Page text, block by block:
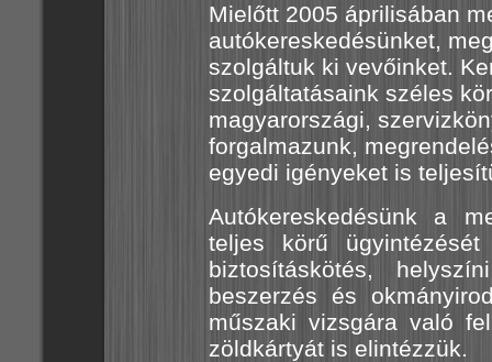
Mielőtt 2005 áprilisában
autókereskedésünket,
szolgáltuk ki vevőinket.
szolgáltatásaink széles
magyarországi,
forgalmazunk,
egyedi igényeket is
Autókereskedésünk a
teljes körű ügyintézését
biztosításkötés,
beszerzés és
műszaki vizsgára való
zöldkártyát is elintézzük.